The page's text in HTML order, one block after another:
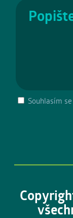
Souhlasím se